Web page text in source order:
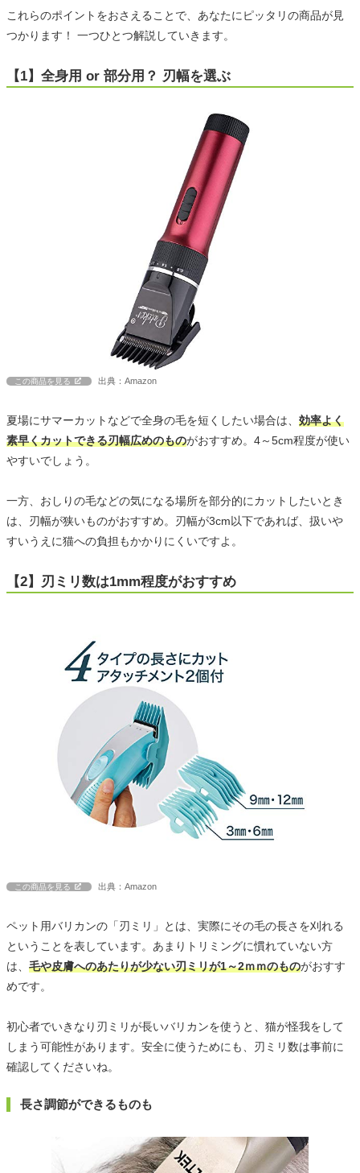
これらのポイントをおさえることで、あなたにピッタリの商品が見
つかります！ 一つひとつ解説していきます。
【1】全身用 or 部分用？ 刃幅を選ぶ
この商品を見る 出典：Amazon
夏場にサマーカットなどで全身の毛を短くしたい場合は、 効率よく
素早くカットできる刃幅広めのものがおすすめ。4～5cm程度が使い
やすいでしょう。
一方、おしりの毛などの気になる場所を部分的にカットしたいとき
は、刃幅が狭いものがおすすめ。刃幅が3cm以下であれば、扱いや
すいうえに猫への負担もかかりにくいですよ。
【2】刃ミリ数は1mm程度がおすすめ
この商品を見る 出典：Amazon
ペット用バリカンの「刃ミリ」とは、実際にその毛の長さを刈れる
ということを表しています。あまりトリミングに慣れていない方
は、 毛や皮膚へのあたりが少ない刃ミリが1～2ｍｍのものがおすす
めです。
初心者でいきなり刃ミリが長いバリカンを使うと、猫が怪我をして
しまう可能性があります。安全に使うためにも、刃ミリ数は事前に
確認してくださいね。
長さ調節ができるものも